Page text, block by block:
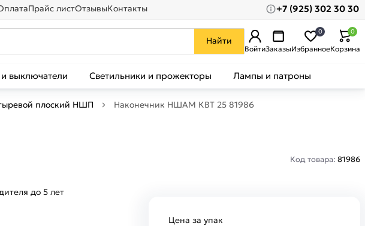
Прайс листОтзывыКонтакты +7 (925) 302 30 30
Найти
ВойтиЗаказыИзбранное
0
Корзина
0
и выключатели Светильники и прожекторы Лампы и патроны
плоский НШП Наконечник НШАМ КВТ 25 81986
Код товара: 81986
до 5 лет
Цена за упак